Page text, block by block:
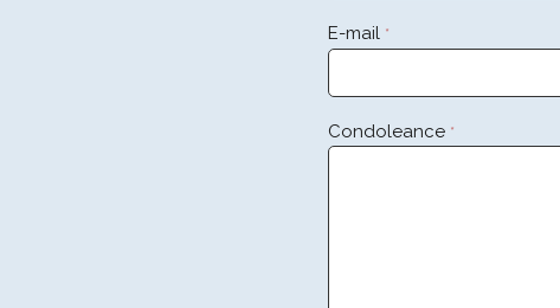
E-mail *
Condoleance *